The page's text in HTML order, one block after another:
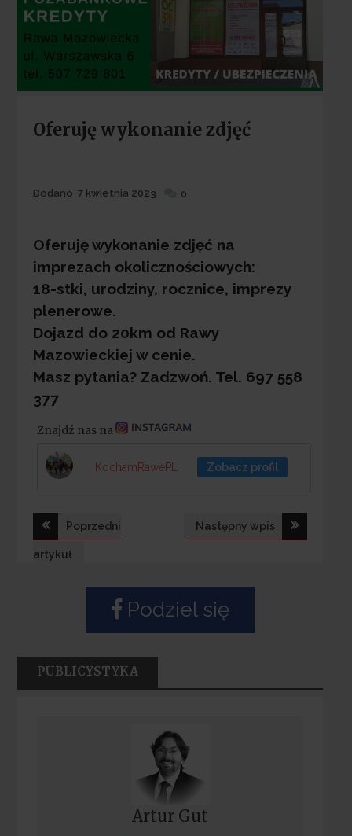
Categories
Oferuję wykonanie zdjęć
Dodane
Dodano 7 kwietnia 2023 0
Oferuję wykonanie zdjęć na
imprezach okolicznościowych:
18-stki, urodziny, rocznice, imprezy
plenerowe.
Dojazd do 20km od Rawy
Mazowieckiej w cenie.
Masz pytania? Zadzwoń. Tel. 697 558
377
Znajdź nas na
KochamRawePL Zobacz profil
Nawigacja
wpisu
Poprzedni
artykuł
Następny wpis
Podziel się
PUBLICYSTYKA
Artur Gut